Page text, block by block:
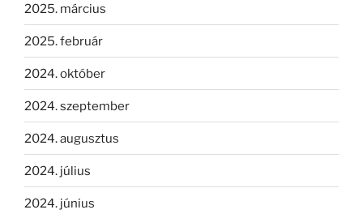
2025. március
2025. február
2024. október
2024. szeptember
2024. augusztus
2024. július
2024. június